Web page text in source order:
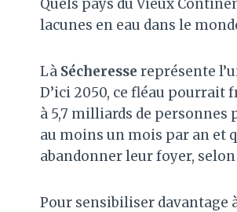
Quels pays du Vieux
lacunes en eau dans le
Là Sécheresse représente
D’ici 2050, ce fléau pourrait
à 5,7 milliards de
au moins un mois par an et
abandonner leur foyer,
Pour sensibiliser davantage